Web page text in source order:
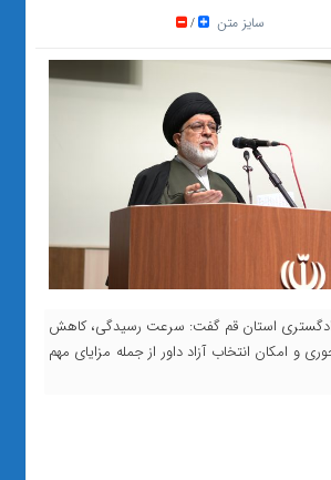
سایز متن /
استان قم گفت: سرعت رسیدگی، کاهش
و امکان انتخاب آزاد داور از جمله مزایای مهم